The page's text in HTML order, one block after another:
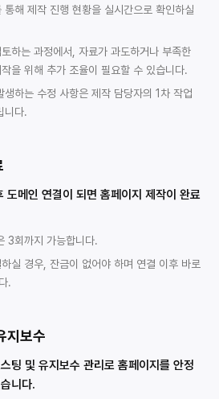
통해 제작 진행 현황을 실시간으로 확인하실
하는 과정에서, 자료가 과도하거나 부족한
을 위해 추가 조율이 필요할 수 있습니다.
생하는 수정 사항은 제작 담당자의 1차 작업
니다.
도메인 연결이 되면 홈페이지 제작이 완료
3회까지 가능합니다.
실 경우, 잔금이 없어야 하며 연결 이후 바로
.
지보수
팅 및 유지보수 관리로 홈페이지를 안정
니다.